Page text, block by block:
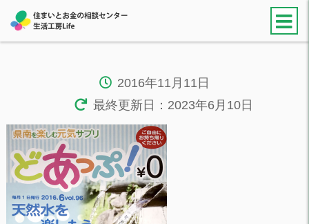
2016年11月11日
最終更新日：2023年6月10日